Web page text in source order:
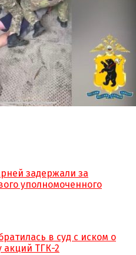
задержали за
уполномоченного
в суд с иском о
акций ТГК-2